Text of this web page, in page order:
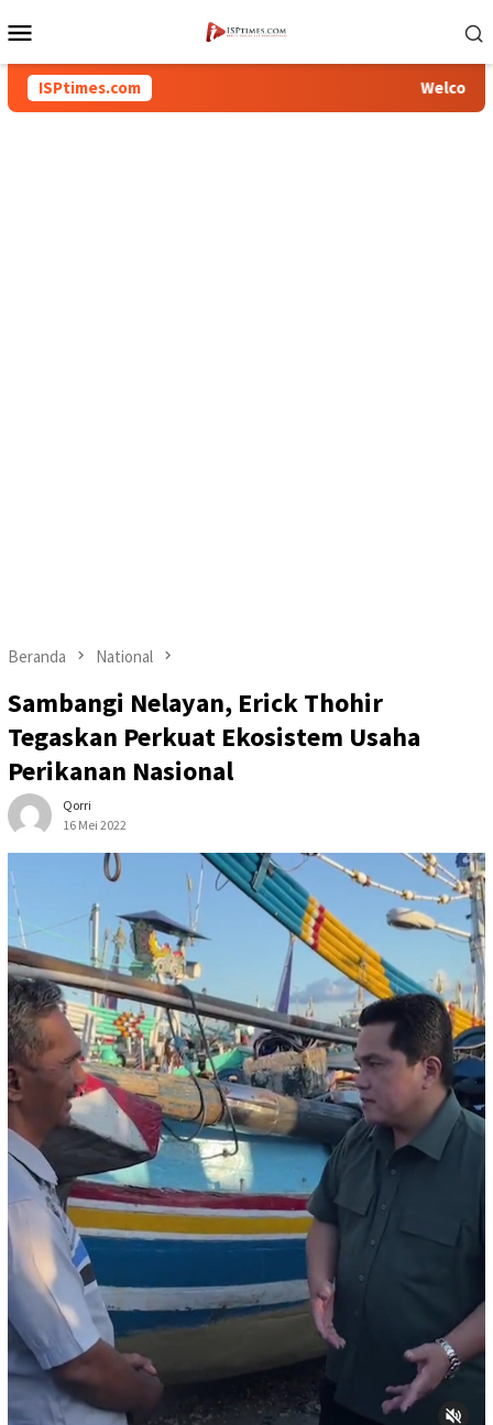
ke
Mobile
ISPtimes.com Welcome To
Beranda National
Sambangi Nelayan, Erick Thohir
Tegaskan Perkuat Ekosistem Usaha
Perikanan Nasional
Qorri
16 Mei 2022